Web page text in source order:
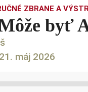
ZBRANE A
byť
máj 2026